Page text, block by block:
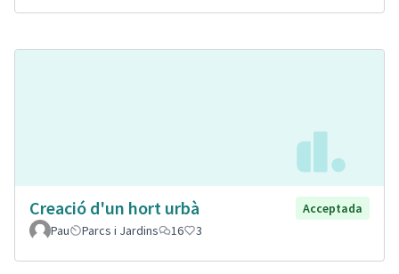
Creació d'un hort urbà
Acceptada
Pau
Parcs i Jardins 16 3